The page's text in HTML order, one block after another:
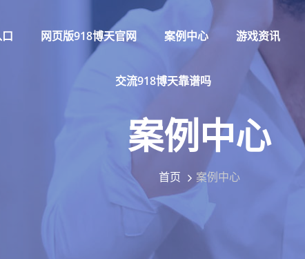
网页版918博天官网 案例中心 游戏资讯
交流918博天靠谱吗
案例中心
首页 案例中心